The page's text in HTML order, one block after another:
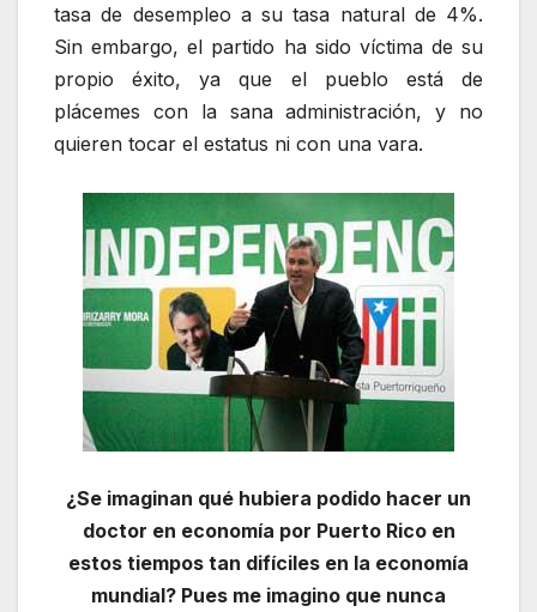
tasa de desempleo a su tasa natural de 4%.
Sin embargo, el partido ha sido víctima de su
propio éxito, ya que el pueblo está de
plácemes con la sana administración, y no
quieren tocar el estatus ni con una vara.
¿Se imaginan qué hubiera podido hacer un
doctor en economía por Puerto Rico en
estos tiempos tan difíciles en la economía
mundial? Pues me imagino que nunca